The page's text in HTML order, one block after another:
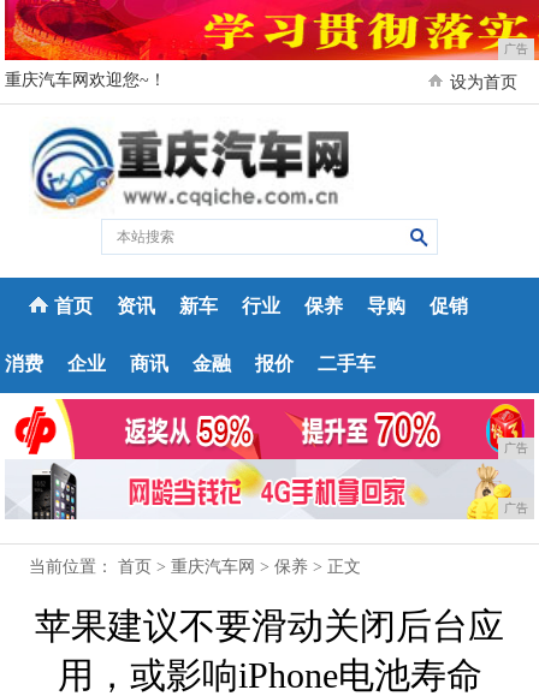
广告
重庆汽车网欢迎您~！ 设为首页
首页 资讯 新车 行业 保养 导购 促销
消费 企业 商讯 金融 报价 二手车
广告
广告
当前位置：首页 >重庆汽车网 >保养 > 正文
苹果建议不要滑动关闭后台应
用，或影响iPhone电池寿命